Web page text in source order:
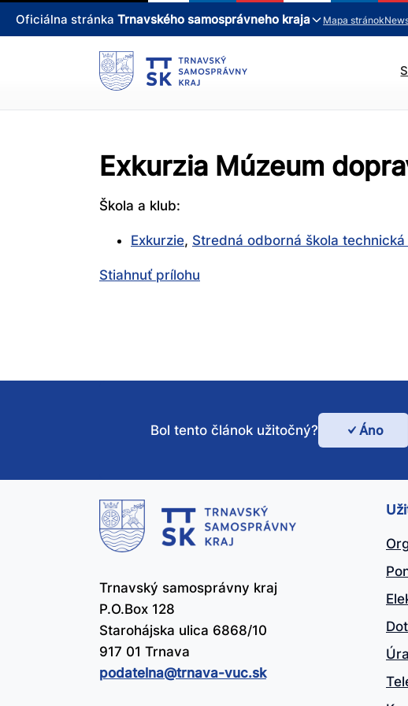
Oficiálna stránka Trnavského samosprávneho kraja Mapa stránok
Exkurzia Múzeum
Škola a klub:
Exkurzie, Stredná odborná škola
Stiahnuť prílohu
Bol
tento
článok
Bol tento článok užitočný? Áno
Trnavský samosprávny kraj
P.O.Box 128
Starohájska ulica 6868/10
917 01 Trnava
podatelna@​trnava-vuc.sk